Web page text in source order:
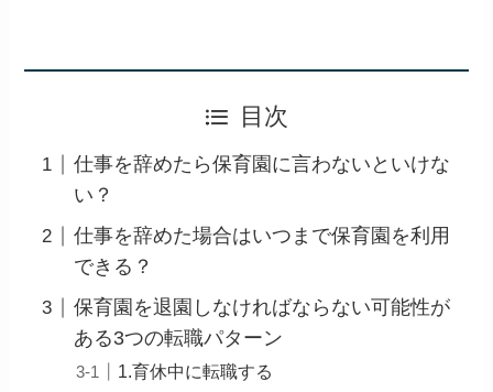
目次
仕事を辞めたら保育園に言わないといけな
い？
仕事を辞めた場合はいつまで保育園を利用
できる？
保育園を退園しなければならない可能性が
ある3つの転職パターン
1.育休中に転職する